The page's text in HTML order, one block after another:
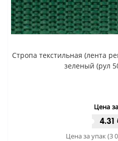
Стропа текстильная (лента
зеленый (рул
Цена
4.31
Цена за упак (3